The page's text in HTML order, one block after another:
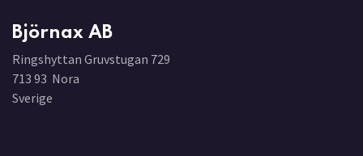
Björnax AB
Ringshyttan Gruvstugan 729
713 93 Nora
Sverige